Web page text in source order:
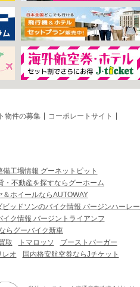
物件の募集 コーポレートサイト
備工場情報 グーネットピット
・不動産を探すならグーホーム
＆ホイールならAUTOWAY
ビッドソンのバイク情報 バージンハーレー
イク情報 バージントライアンフ
らグーバイク新車
取 トマロッソ
ブーストバーガー
レオ
国内格安航空券ならJチケット